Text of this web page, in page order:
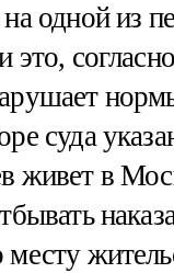
на одной из
это,
суда
живет в